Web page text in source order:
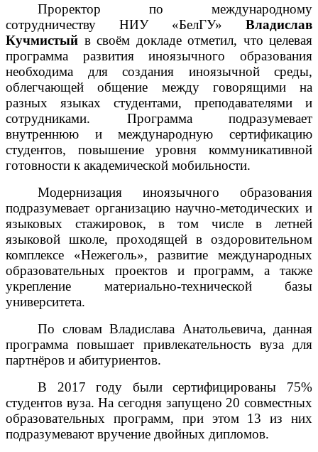
Проректор по международному
сотрудничеству НИУ «БелГУ» Владислав
Кучмистый в своём докладе отметил, что целевая
программа развития иноязычного образования
необходима для создания иноязычной среды,
облегчающей общение между говорящими на
разных языках студентами, преподавателями и
сотрудниками. Программа подразумевает
внутреннюю и международную сертификацию
студентов, повышение уровня коммуникативной
готовности к академической мобильности.
Модернизация иноязычного образования
подразумевает организацию научно-методических и
языковых стажировок, в том числе в летней
языковой школе, проходящей в оздоровительном
комплексе «Нежеголь», развитие международных
образовательных проектов и программ, а также
укрепление материально-технической базы
университета.
По словам Владислава Анатольевича, данная
программа повышает привлекательность вуза для
партнёров и абитуриентов.
В 2017 году были сертифицированы 75%
студентов вуза. На сегодня запущено 20 совместных
образовательных программ, при этом 13 из них
подразумевают вручение двойных дипломов.